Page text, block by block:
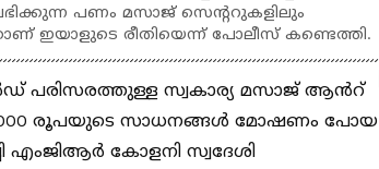
പണം മസാജ് സെന്ററുകളിലും
ഇയാളുടെ രീതിയെന്ന് പോലീസ് കണ്ടെത്തി.
പരിസരത്തുള്ള സ്വകാര്യ മസാജ് ആൻറ്
രൂപയുടെ സാധനങ്ങൾ മോഷണം പോയ
എംജിആർ കോളനി സ്വദേശി